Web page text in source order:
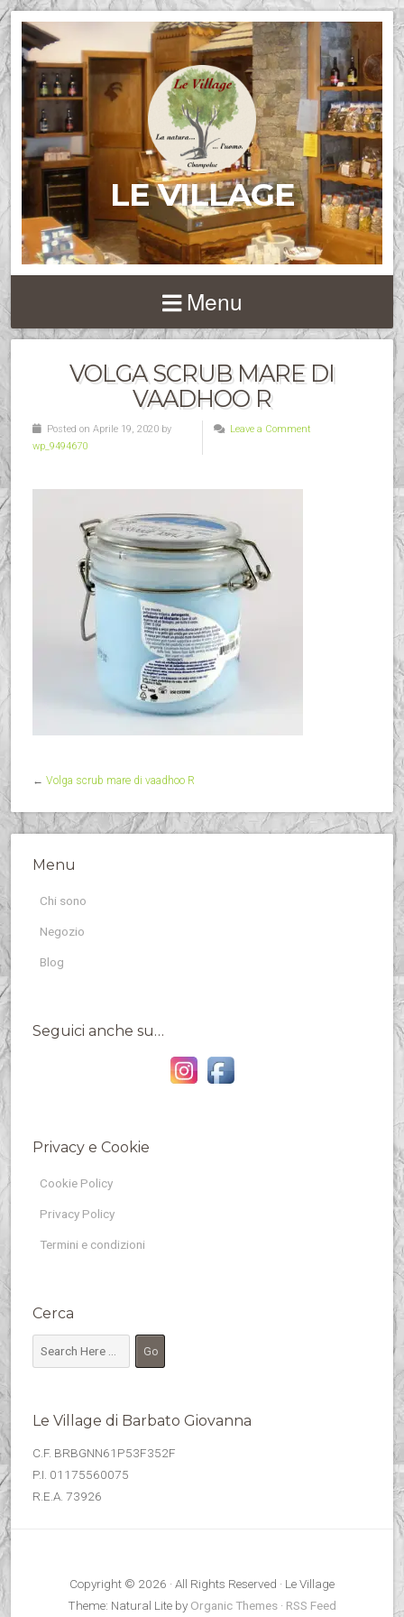
LE VILLAGE
Menu
VOLGA SCRUB MARE DI
VAADHOO R
Posted on Aprile 19, 2020 by
wp_9494670
Leave a Comment
← Volga scrub mare di vaadhoo R
Menu
Chi sono
Negozio
Blog
Seguici anche su…
Privacy e Cookie
Cookie Policy
Privacy Policy
Termini e condizioni
Cerca
Le Village di Barbato Giovanna
C.F. BRBGNN61P53F352F
P.I. 01175560075
R.E.A. 73926
Copyright © 2026 · All Rights Reserved · Le Village
Theme: Natural Lite by Organic Themes · RSS Feed